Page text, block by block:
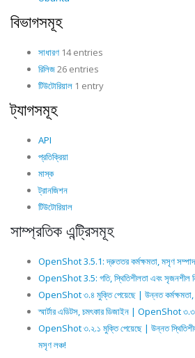
বিভাগসমূহ
সাধারণ 14 entries
রিলিজ26 entries
টিউটোরিয়াল 1 entry
ট্যাগসমূহ
API
প্রতিক্রিয়া
মাস্ক
ট্রানজিশন
টিউটোরিয়াল
সাম্প্রতিক এন্ট্রিসমূহ
OpenShot 3.5.1: দ্রুততর কর্মক্ষমতা, মসৃণ
OpenShot 3.5: গতি, স্থিতিশীলতা এবং সৃজনশীল
OpenShot ৩.৪ মুক্তি পেয়েছে | উন্নত কর্মক্ষমতা,
স্মার্টার এডিটস, চমৎকার ডিজাইন | OpenShot
OpenShot ৩.২.১ মুক্তি পেয়েছে | উন্নত
মসৃণ লঞ্চ!